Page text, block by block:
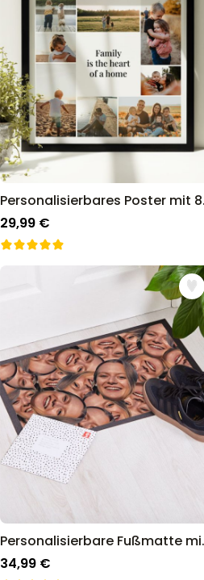
29,99 €
34,99 €